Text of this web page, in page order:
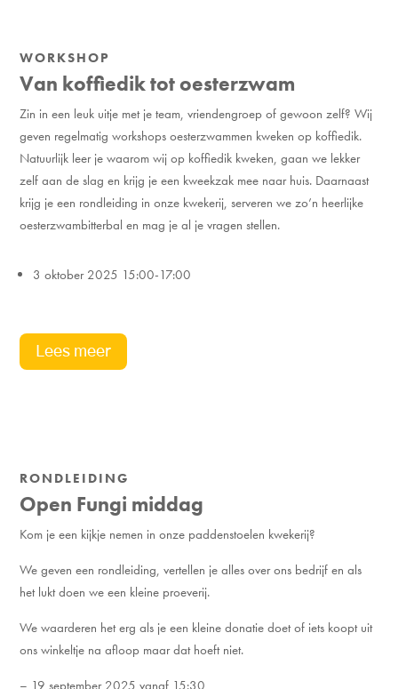
WORKSHOP
Van koffiedik tot oesterzwam
Zin in een leuk uitje met je team, vriendengroep of gewoon zelf? Wij
geven regelmatig workshops oesterzwammen kweken op koffiedik.
Natuurlijk leer je waarom wij op koffiedik kweken, gaan we lekker
zelf aan de slag en krijg je een kweekzak mee naar huis. Daarnaast
krijg je een rondleiding in onze kwekerij, serveren we zo’n heerlijke
oesterzwambitterbal en mag je al je vragen stellen.
3 oktober 2025 15:00-17:00
Lees meer
RONDLEIDING
Open Fungi middag
Kom je een kijkje nemen in onze paddenstoelen kwekerij?
We geven een rondleiding, vertellen je alles over ons bedrijf en als
het lukt doen we een kleine proeverij.
We waarderen het erg als je een kleine donatie doet of iets koopt uit
ons winkeltje na afloop maar dat hoeft niet.
– 19 september 2025 vanaf 15:30